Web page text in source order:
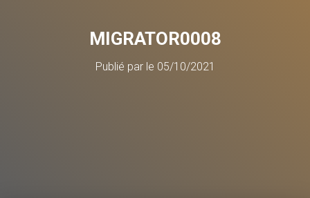
MIGRATOR0008
Publié par le 05/10/2021